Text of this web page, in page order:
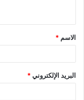
الاسم *
البريد الإلكتروني*